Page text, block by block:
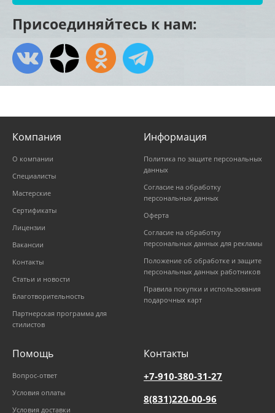
Присоединяйтесь к нам:
Компания
О компании
Специалисты
Мастерские
Сертификаты
Лицензии
Вакансии
Контакты
Статьи и новости
Благотворительность
Партнерская программа для
стилистов
Информация
Политика по защите персональных
данных
Согласие на обработку
персональных данных
Оферта
Согласие на обработку
персональных данных для рекламы
Положение об обработке и защите
персональных данных работников
Правила покупки и использования
подарочных карт
Помощь
Вопрос-ответ
Условия оплаты
Условия доставки
Контакты
+7-910-380-31-27
8(831)220-00-96